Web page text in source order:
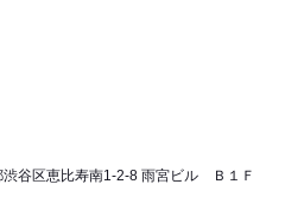
渋谷区恵比寿南1-2-8 雨宮ビル Ｂ１Ｆ